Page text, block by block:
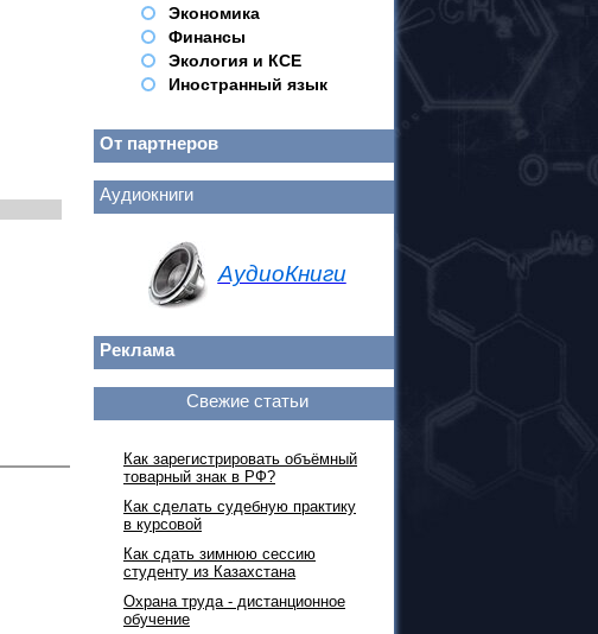
Экономика
Финансы
Экология и КСЕ
Иностранный язык
От партнеров
Аудиокниги
АудиоКниги
Реклама
Свежие статьи
Как зарегистрировать объёмный
товарный знак в РФ?
Как сделать судебную практику
в курсовой
Как сдать зимнюю сессию
студенту из Казахстана
Охрана труда - дистанционное
обучение